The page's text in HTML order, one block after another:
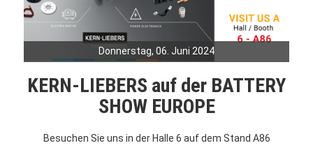
Donnerstag, 06. Juni 2024
KERN-LIEBERS auf der BATTERY
SHOW EUROPE
Besuchen Sie uns in der Halle 6 auf dem Stand A86